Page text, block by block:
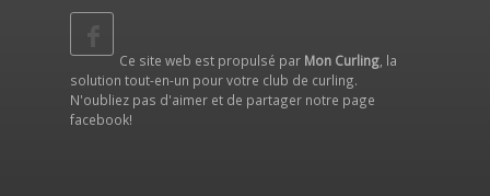
Ce site web est propulsé par Mon Curling , la
solution tout-en-un pour votre club de curling.
N'oubliez pas d'aimer et de partager notre page
facebook!